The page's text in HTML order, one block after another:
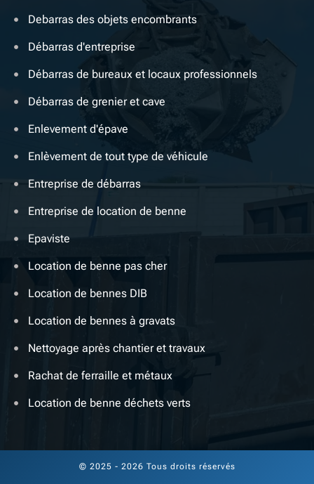
Debarras des objets encombrants
Débarras d'entreprise
Débarras de bureaux et locaux professionnels
Débarras de grenier et cave
Enlevement d'épave
Enlèvement de tout type de véhicule
Entreprise de débarras
Entreprise de location de benne
Epaviste
Location de benne pas cher
Location de bennes DIB
Location de bennes à gravats
Nettoyage après chantier et travaux
Rachat de ferraille et métaux
Location de benne déchets verts
© 2025 - 2026 Tous droits réservés